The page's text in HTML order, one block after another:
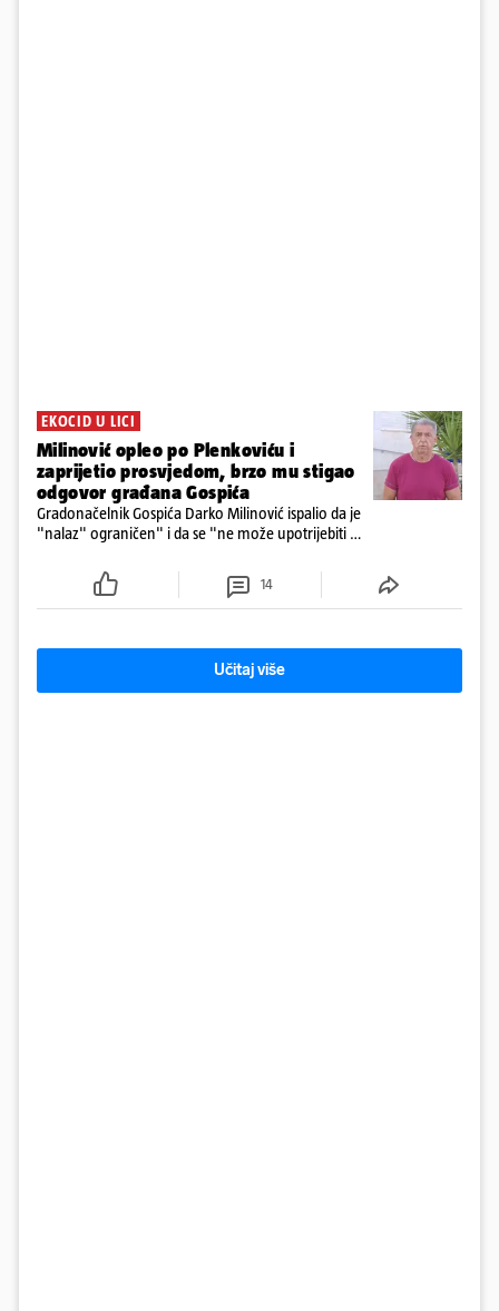
EKOCID U LICI
Milinović opleo po Plenkoviću i
zaprijetio prosvjedom, brzo mu stigao
odgovor građana Gospića
Gradonačelnik Gospića Darko Milinović ispalio da je
"nalaz" ograničen" i da se "ne može upotrijebiti za
ga je naručio Uskok i da je dio spisa
14
Učitaj više